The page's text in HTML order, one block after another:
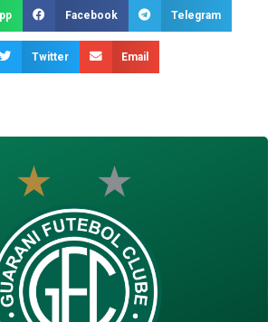
Facebook Telegram
Twitter Email